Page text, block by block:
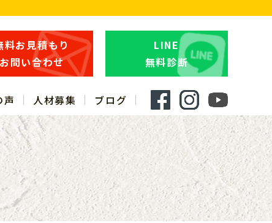
料お見積もり
お問い合わせ
LINE
無料診断
声 人材募集 ブログ